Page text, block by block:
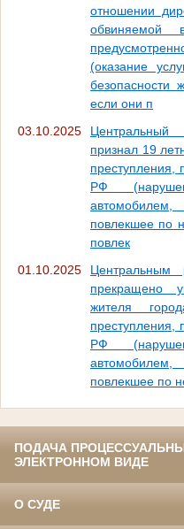
отношении
обвиняемой
(оказание
безопасности
если они п
03.10.2025
признал 19
преступления,
РФ
автомобилем,
повлекшее по
повлек
01.10.2025
прекращено
жителя
преступления,
РФ
автомобилем,
повлекшее по
ПОДАЧА
ЭЛЕКТРОННОМ ВИДЕ
О СУДЕ